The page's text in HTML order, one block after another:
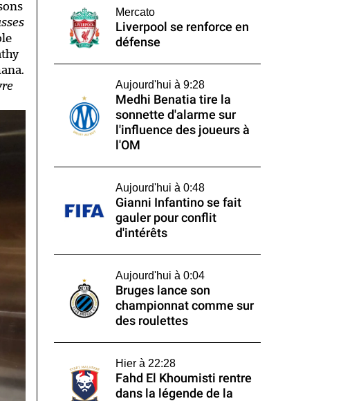
Mercato
Liverpool se renforce en
défense
Aujourd'hui à 9:28
Medhi Benatia tire la
sonnette d'alarme sur
l'influence des joueurs à
l'OM
Aujourd'hui à 0:48
Gianni Infantino se fait
gauler pour conflit
d'intérêts
Aujourd'hui à 0:04
Bruges lance son
championnat comme sur
des roulettes
Hier à 22:28
Fahd El Khoumisti rentre
dans la légende de la